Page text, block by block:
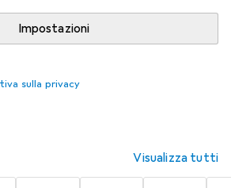
Impostazioni
sulla privacy
Aggiungi al carrello
Visualizza tutti